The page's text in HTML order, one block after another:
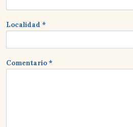
Localidad *
Comentario *